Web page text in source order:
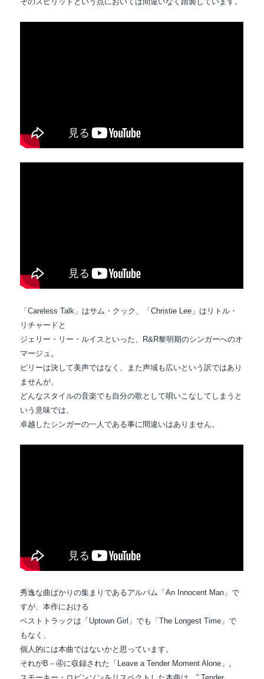
「Careless Talk」はサム・クック、「Christie Lee」はリトル・
リチャードと
ジェリー・リー・ルイスといった、R&R黎明期のシンガーへのオ
マージュ。
ビリーは決して美声ではなく、また声域も広いという訳ではあり
ませんが、
どんなスタイルの音楽でも自分の歌として唄いこなしてしまうと
いう意味では、
卓越したシンガーの一人である事に間違いはありません。
秀逸な曲ばかりの集まりであるアルバム「An Innocent Man」で
すが、本作における
ベストトラックは「Uptown Girl」でも「The Longest Time」で
もなく、
個人的には本曲ではないかと思っています。
それがB－④に収録された「Leave a Tender Moment Alone」。